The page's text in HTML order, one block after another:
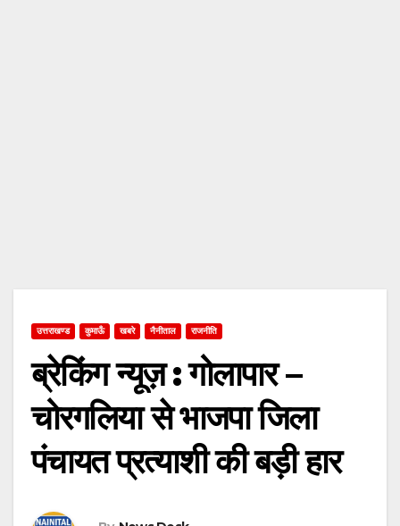
उत्तराखण्ड कुमाऊँ खबरे नैनीताल राजनीति
ब्रेकिंग न्यूज़ : गोलापार –
चोरगलिया से भाजपा जिला
पंचायत प्रत्याशी की बड़ी हार